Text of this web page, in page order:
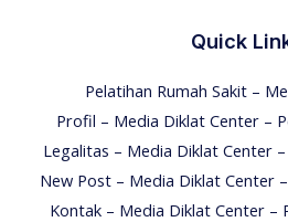
Quick
Pelatihan Rumah Sakit –
Profil – Media Diklat Center –
Legalitas – Media Diklat Center
New Post – Media Diklat Center
Kontak – Media Diklat Center –